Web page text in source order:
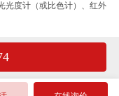
度计（或比色计）、红外